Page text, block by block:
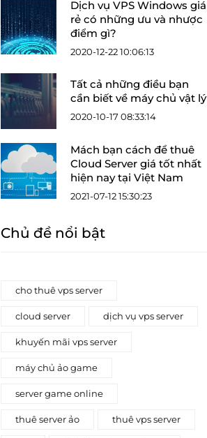
Dịch vụ VPS Windows giá
rẻ có những ưu và nhược
điểm gì?
2020-12-22 10:06:13
Tất cả những điều bạn
cần biết về máy chủ vật lý
2020-10-17 08:33:14
Mách bạn cách để thuê
Cloud Server giá tốt nhất
hiện nay tại Việt Nam
2021-07-12 15:30:23
Chủ đề nổi bật
cho thuê vps server
cloud server dịch vụ vps server
khuyến mãi vps server
máy chủ ảo game
server game online
thuê server ảo thuê vps server